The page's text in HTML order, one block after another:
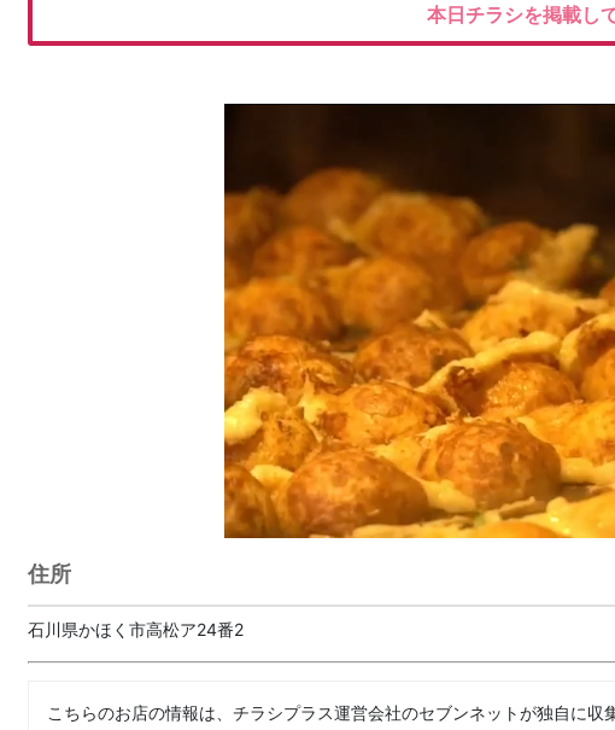
本日チラシを掲載し
住所
石川県かほく市高松ア24番2
こちらのお店の情報は、チラシプラス運営会社のセブンネットが独自に